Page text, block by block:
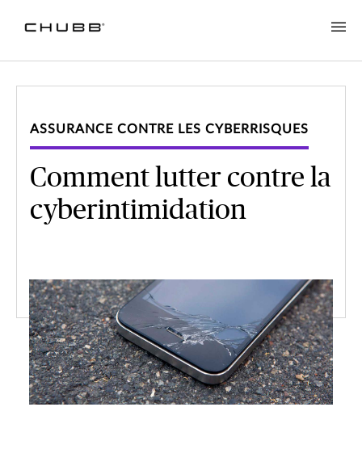
ASSURANCE CONTRE LES CYBERRISQUES
Comment lutter contre la
cyberintimidation